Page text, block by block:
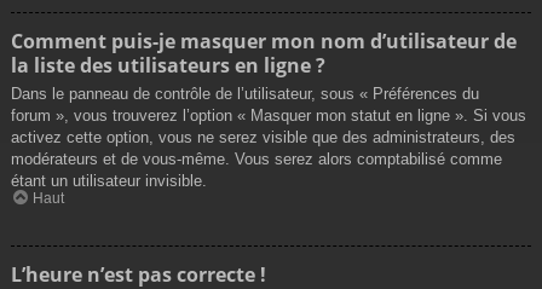
Comment puis-je masquer mon nom d’utilisateur de
la liste des utilisateurs en ligne ?
Dans le panneau de contrôle de l’utilisateur, sous « Préférences du
forum », vous trouverez l’option « Masquer mon statut en ligne ». Si vous
activez cette option, vous ne serez visible que des administrateurs, des
modérateurs et de vous-même. Vous serez alors comptabilisé comme
étant un utilisateur invisible.
Haut
L’heure n’est pas correcte !